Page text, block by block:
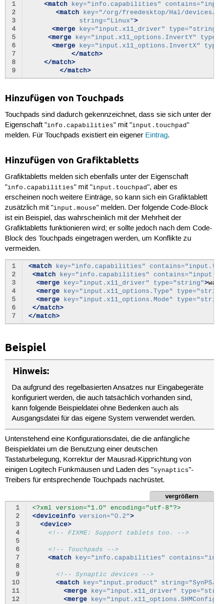
1
2
3
4
5
6
7
8
9
<match key="info.capabilities" contains=
<match
key="/org/freedesktop/Hal/devices/
string="Linux">
<merge
key="input.x11_driver" type=
<merge
key="input.x11_options.InvertY"
<merge
key="input.x11_options.InvertX"
</match>
</match>
</match>
Hinzufügen von Touchpads
Touchpads sind dadurch gekennzeichnet, dass sie sich unter der
Eigenschaft "info.capabilities" mit "input.touchpad"
melden. Für Touchpads existiert ein eigener Eintrag.
Hinzufügen von Grafiktabletts
Grafiktabletts melden sich ebenfalls unter der Eigenschaft
"info.capabilities" mit "input.touchpad", aber es
erscheinen noch weitere Einträge, so kann sich ein Grafiktablett
zusätzlich mit "input.mouse" melden. Der folgende Code-Block
ist ein Beispiel, das wahrscheinlich mit der Mehrheit der
Grafiktabletts funktionieren wird; er sollte jedoch nach dem Code-
Block des Touchpads eingetragen werden, um Konflikte zu
vermeiden.
1
2
3
4
5
6
7
<match key="info.capabilities" contains=
<match
key="info.capabilities" contains=
<merge
key="input.x11_driver" type="string">
<merge
key="input.x11_options.Type" type=
<merge
key="input.x11_options.Mode" type=
</match>
</match>
Beispiel
Hinweis:
Da aufgrund des regelbasierten Ansatzes nur Eingabegeräte
konfiguriert werden, die auch tatsächlich vorhanden sind,
kann folgende Beispieldatei ohne Bedenken auch als
Ausgangsdatei für das eigene System verwendet werden.
Untenstehend eine Konfigurationsdatei, die die anfängliche
Beispieldatei um die Benutzung einer deutschen
Tastaturbelegung, Korrektur der Mausrad-Kipprichtung von
einigen Logitech Funkmäusen und Laden des "synaptics"-
Treibers für entsprechende Touchpads nachrüstet.
vergrößern
1
2
3
4
5
6
7
8
9
10
11
12
<?xml version="1.0" encoding="utf-8"?>
<deviceinfo version="0.2">
<device>
<!-- FIXME: Support tablets too. -->
<!-- Touchpads -->
<match
key="info.capabilities" contains=
<!-- Synaptic devices -->
<match
key="input.product" string=
<merge
key="input.x11_driver" type=
<merge
key=